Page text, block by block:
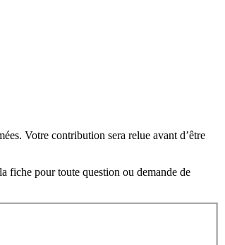
Votre contribution sera relue avant d’être
fiche pour toute question ou demande de